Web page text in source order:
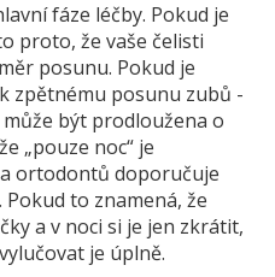
fáze léčby. Pokud je
proto, že vaše čelisti
posunu. Pokud je
zpětnému posunu zubů -
být prodloužena o
„pouze noc“ je
ortodontů doporučuje
to znamená, že
a v noci si je jen zkrátit,
je úplně.